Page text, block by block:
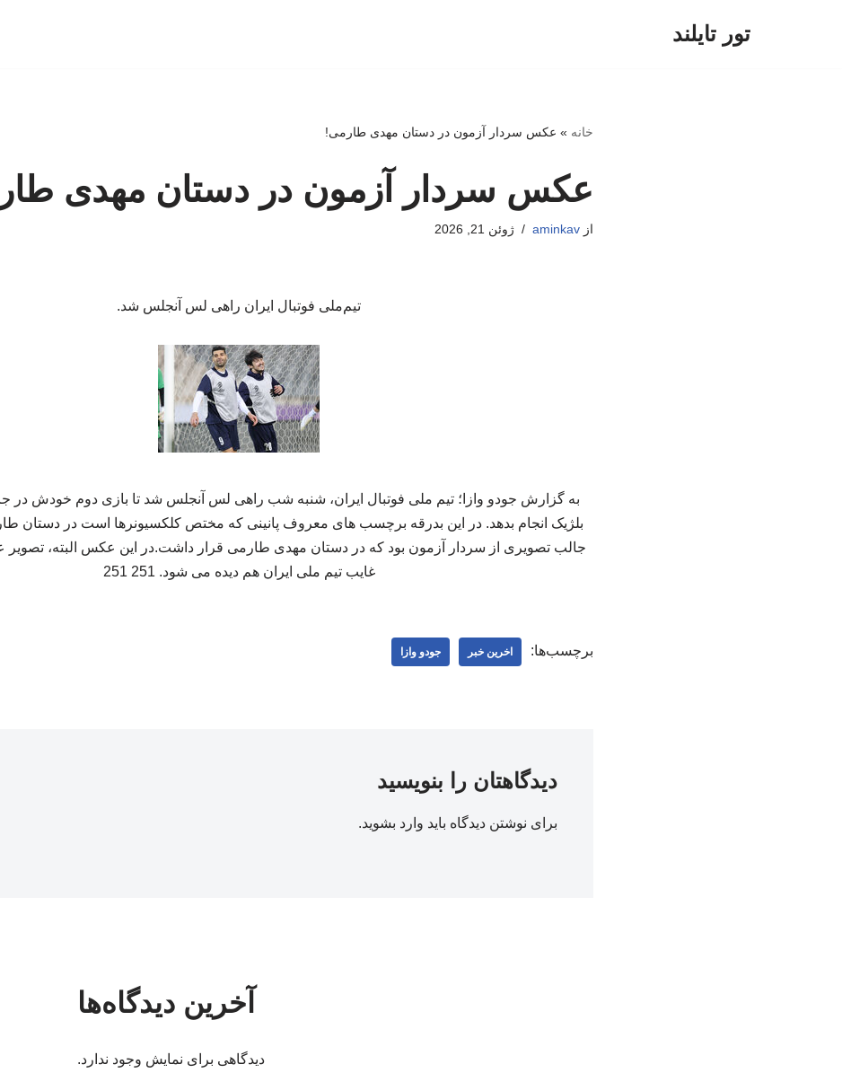
تور تایلند
خانه » عکس سردار آزمون در دستان مهدی طارمی!
عکس سردار آزمون در دستان مهدی
ازaminkav ژوئن 21, 2026
تیم‌ملی فوتبال ایران راهی لس آنجلس شد.
به گزارش جودو وازا؛ تیم ملی فوتبال ایران، شنبه شب راهی لس آنجلس شد تا بازی دوم خودش در
بلژیک انجام بدهد. در این بدرقه برچسب های معروف پانینی که مختص کلکسیونرها است در دستان
جالب تصویری از سردار آزمون بود که در دستان مهدی طارمی قرار داشت.در این عکس البته، تصویر
غایب تیم ملی ایران هم دیده می شود. 251 251
برچسب‌ها: اخرین خبر جودو وازا
دیدگاهتان را بنویسید
برای نوشتن دیدگاه باید وارد بشوید.
آخرین دیدگاه‌ها
دیدگاهی برای نمایش وجود ندارد.